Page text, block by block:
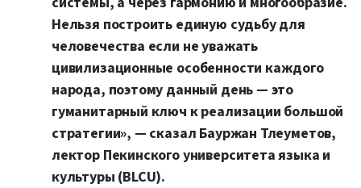
Нельзя построить единую судьбу для
человечества если не уважать
цивилизационные особенности каждого
народа, поэтому данный день — это
гуманитарный ключ к реализации большой
стратегии», — сказал Бауржан Тлеуметов,
лектор Пекинского университета языка и
культуры (BLCU).